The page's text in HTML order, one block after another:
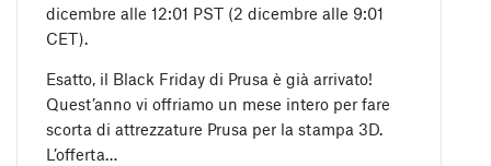
dicembre alle 12:01 PST (2 dicembre alle 9:01
CET).
Esatto, il Black Friday di Prusa è già arrivato!
Quest’anno vi offriamo un mese intero per fare
scorta di attrezzature Prusa per la stampa 3D.
L’offerta…